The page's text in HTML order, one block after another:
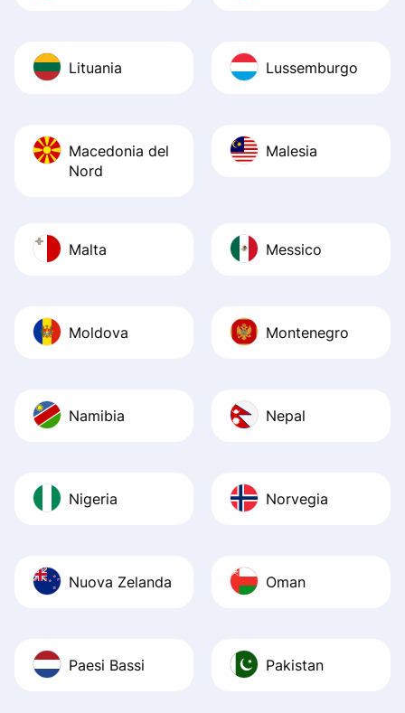
Lituania Lussemburgo
Macedonia del
Nord
Malesia
Malta Messico
Moldova Montenegro
Namibia Nepal
Nigeria Norvegia
Nuova Zelanda Oman
Paesi Bassi Pakistan